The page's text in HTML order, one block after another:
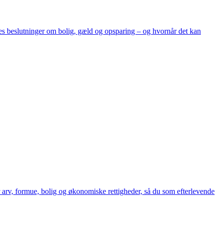
beslutninger om bolig, gæld og opsparing – og hvornår det kan
formue, bolig og økonomiske rettigheder, så du som efterlevende